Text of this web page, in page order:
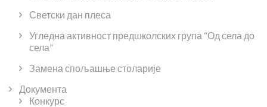
Светски дан плеса
Угледна активност предшколских група “Од села до
села”
Замена спољашње столарије
Документа
Конкурс